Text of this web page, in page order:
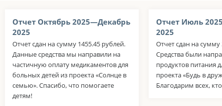
Отчет Октябрь 2025—Декабрь
2025
Отчет сдан на сумму 1455.45 рублей.
Данные средства мы направили на
частичную оплату медикаментов для
больных детей из проекта «Солнце в
семью». Спасибо, что помогаете
детям!
Отчет Июль
2025
Отчет сдан на сумму
Средства были
продуктов питания
проекта «Будь в
Благодарим всех,